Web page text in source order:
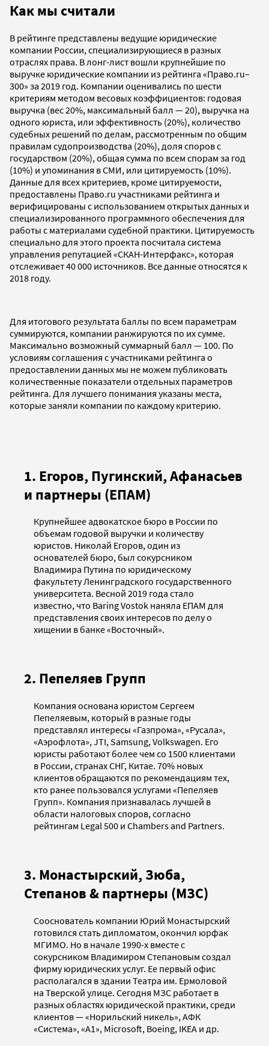
Как мы считали
В рейтинге представлены ведущие юридические
компании России, специализирующиеся в разных
отраслях права. В лонг-лист вошли крупнейшие по
выручке юридические компании из рейтинга «Право.ru–
300» за 2019 год. Компании оценивались по шести
критериям методом весовых коэффициентов: годовая
выручка (вес 20%, максимальный балл — 20), выручка на
одного юриста, или эффективность (20%), количество
судебных решений по делам, рассмотренным по общим
правилам судопроизводства (20%), доля споров с
государством (20%), общая сумма по всем спорам за год
(10%) и упоминания в СМИ, или цитируемость (10%).
Данные для всех критериев, кроме цитируемости,
предоставлены Право.ru участниками рейтинга и
верифицированы с использованием открытых данных и
специализированного программного обеспечения для
работы с материалами судебной практики. Цитируемость
специально для этого проекта посчитала система
управления репутацией «СКАН-Интерфакс», которая
отслеживает 40 000 источников. Все данные относятся к
2018 году.
Для итогового результата баллы по всем параметрам
суммируются, компании ранжируются по их сумме.
Максимально возможный суммарный балл — 100. По
условиям соглашения с участниками рейтинга о
предоставлении данных мы не можем публиковать
количественные показатели отдельных параметров
рейтинга. Для лучшего понимания указаны места,
которые заняли компании по каждому критерию.
1. Егоров, Пугинский, Афанасьев
и партнеры (ЕПАМ)
Крупнейшее адвокатское бюро в России по
объемам годовой выручки и количеству
юристов. Николай Егоров, один из
основателей бюро, был сокурсником
Владимира Путина по юридическому
факультету Ленинградского государственного
университета. Весной 2019 года стало
известно, что Baring Vostok наняла ЕПАМ для
представления своих интересов по делу о
хищении в банке «Восточный».
2. Пепеляев Групп
Компания основана юристом Сергеем
Пепеляевым, который в разные годы
представлял интересы «Газпрома», «Русала»,
«Аэрофлота», JTI, Samsung, Volkswagen. Его
юристы работают более чем со 1500 клиентами
в России, странах СНГ, Китае. 70% новых
клиентов обращаются по рекомендациям тех,
кто ранее пользовался услугами «Пепеляев
Групп». Компания признавалась лучшей в
области налоговых споров, согласно
рейтингам Legal 500 и Chambers and Partners.
3. Монастырский, Зюба,
Степанов & партнеры (МЗС)
Сооснователь компании Юрий Монастырский
готовился стать дипломатом, окончил юрфак
МГИМО. Но в начале 1990-х вместе с
сокурсником Владимиром Степановым создал
фирму юридических услуг. Ее первый офис
располагался в здании Театра им. Ермоловой
на Тверской улице. Сегодня МЗС работает в
разных областях юридической практики, среди
клиентов — «Норильский никель», АФК
«Система», «А1», Microsoft, Boeing, IKEA и др.